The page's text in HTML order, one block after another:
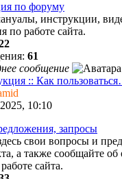
по форуму
инструкции,
по работе сайта.
61
сообщение
:: Как
10:10
запросы
свои вопросы и
а также сообщайте
сайта.